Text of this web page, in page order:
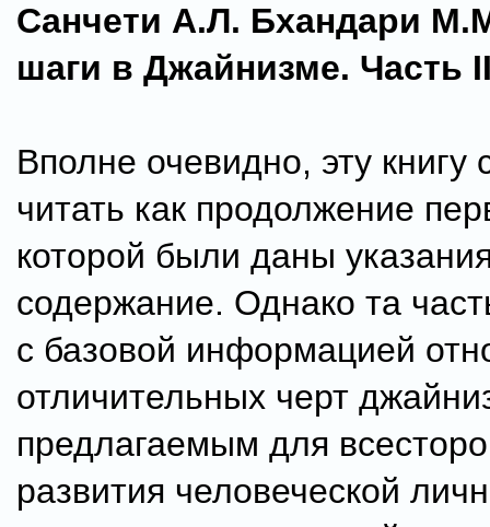
Санчети А.Л. Бхандари
шаги в Джайнизме. Часть
Вполне очевидно, эту книгу
читать как продолжение
которой были даны
содержание. Однако та
с базовой информацией
отличительных черт
предлагаемым для
развития человеческой